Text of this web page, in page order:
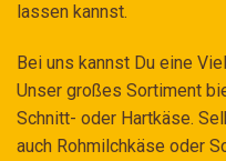
lassen kannst.
Bei uns kannst Du eine
Unser großes Sortiment
Schnitt- oder Hartkäse.
auch Rohmilchkäse oder